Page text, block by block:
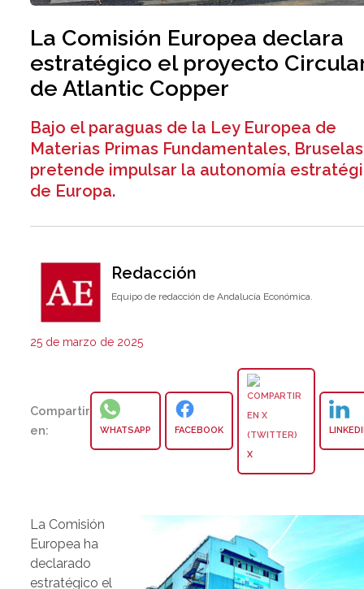
La Comisión Europea declara
estratégico el proyecto
de Atlantic Copper
Bajo el paraguas de la Ley Europea de
Materias Primas Fundamentales, Bruselas
pretende impulsar la autonomía
de Europa.
Redacción
Equipo de redacción de Andalucía Económica.
25 de marzo de 2025
Compartir
en:
WHATSAPP FACEBOOK
X
La Comisión
Europea ha
declarado
estratégico el